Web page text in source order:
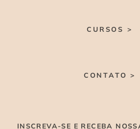
CURSOS >
CONTATO >
INSCREVA-SE E RECEBA